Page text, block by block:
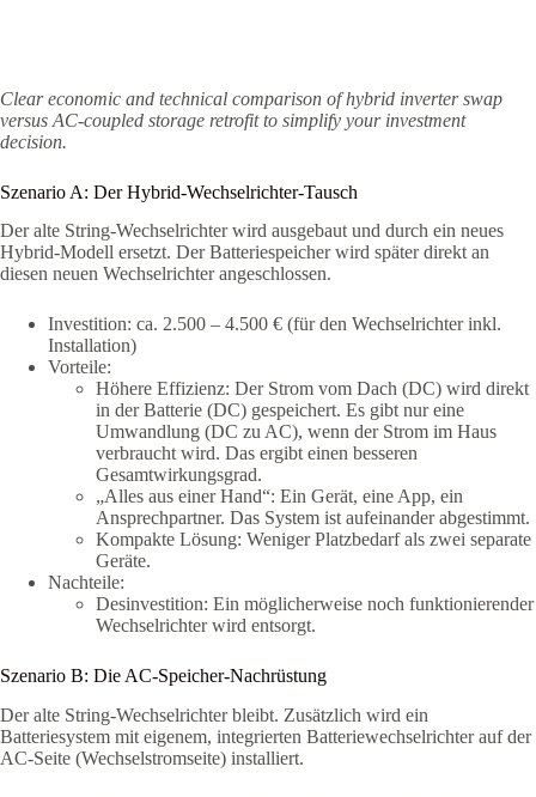
Clear economic and technical comparison of hybrid inverter swap
versus AC-coupled storage retrofit to simplify your investment
decision.
Szenario A: Der Hybrid-Wechselrichter-Tausch
Der alte String-Wechselrichter wird ausgebaut und durch ein neues
Hybrid-Modell ersetzt. Der Batteriespeicher wird später direkt an
diesen neuen Wechselrichter angeschlossen.
Investition: ca. 2.500 – 4.500 € (für den Wechselrichter inkl.
Installation)
Vorteile:
Höhere Effizienz: Der Strom vom Dach (DC) wird direkt
in der Batterie (DC) gespeichert. Es gibt nur eine
Umwandlung (DC zu AC), wenn der Strom im Haus
verbraucht wird. Das ergibt einen besseren
Gesamtwirkungsgrad.
„Alles aus einer Hand“: Ein Gerät, eine App, ein
Ansprechpartner. Das System ist aufeinander abgestimmt.
Kompakte Lösung: Weniger Platzbedarf als zwei separate
Geräte.
Nachteile:
Desinvestition: Ein möglicherweise noch funktionierender
Wechselrichter wird entsorgt.
Szenario B: Die AC-Speicher-Nachrüstung
Der alte String-Wechselrichter bleibt. Zusätzlich wird ein
Batteriesystem mit eigenem, integrierten Batteriewechselrichter auf der
AC-Seite (Wechselstromseite) installiert.